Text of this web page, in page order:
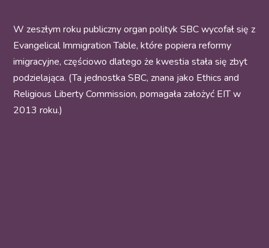
W zeszłym roku publiczny organ polityk SBC wycofał się z
Evangelical Immigration Table, które popiera reformy
imigracyjne, częściowo dlatego że kwestia stała się zbyt
podzielająca. (Ta jednostka SBC, znana jako Ethics and
Religious Liberty Commission, pomagała założyć EIT w
2013 roku.)